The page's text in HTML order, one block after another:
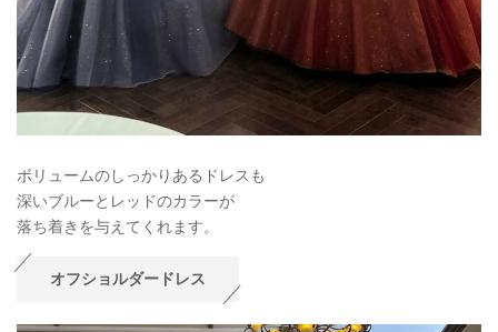
ボリュームのしっかりあるドレスも
深いブルーとレッドのカラーが
落ち着きを与えてくれます。
オフショルダードレス